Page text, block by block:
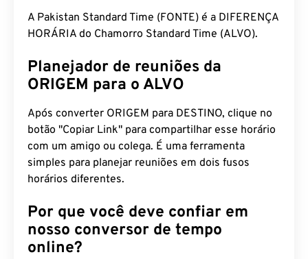
A Pakistan Standard Time (FONTE) é a DIFERENÇA
HORÁRIA do Chamorro Standard Time (ALVO).
Planejador de reuniões da
ORIGEM para o ALVO
Após converter ORIGEM para DESTINO, clique no
botão "Copiar Link" para compartilhar esse horário
com um amigo ou colega. É uma ferramenta
simples para planejar reuniões em dois fusos
horários diferentes.
Por que você deve confiar em
nosso conversor de tempo
online?